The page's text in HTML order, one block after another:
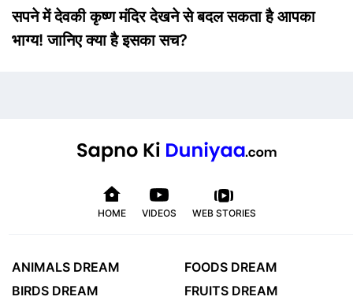
सपने में देवकी कृष्ण मंदिर देखने से बदल सकता है आपका
भाग्य! जानिए क्या है इसका सच?
HOME VIDEOS WEB STORIES
ANIMALS DREAM
BIRDS DREAM
FOODS DREAM
FRUITS DREAM